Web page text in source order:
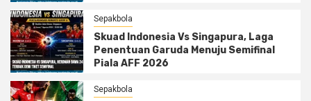
Sepakbola
Skuad Indonesia Vs Singapura, Laga
Penentuan Garuda Menuju Semifinal
Piala AFF 2026
Sepakbola